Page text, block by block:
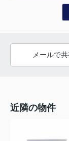
メールで
近隣の物件